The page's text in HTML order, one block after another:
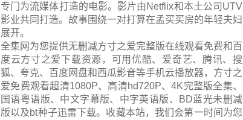
专门为流媒体打造的电影。影片由Netflix和本土公司UTV
影业共同打造。故事围绕一对打算在孟买买房的年轻夫妇
展开。
全集网为您提供无删减方寸之爱完整版在线观看免费和百
度云方寸之爱下载资源，可用优酷、爱奇艺、腾讯、搜
狐、夸克、百度网盘和西瓜影音等手机云播放器，方寸之
爱免费观看超清1080P、高清hd720P、4K完整版全集、
国语粤语版、中文字幕版、中字英语版、BD蓝光未删减
版以及bt种子迅雷下载。收藏本站，我们会第一时间为您